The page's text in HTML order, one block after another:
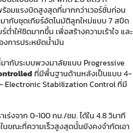
ร้อมแรงบิดสูงสุดที่มากกว่าเวอร์ชั่นก่อน
ากับชุดเกียร์อัตโนมัติลูกใหม่แบบ 7 สปีด
ำให้ชิดมากขึ้น เพื่อสร้างความเร้าใจ และ
งการประหยัดน้ำมัน
ากับระบบพวงมาลัยแบบ Progressive
ที่มีพื้นฐานด้านหลังเป็นแบบ 4-
Electronic Stabilization Control ที่มี
เร่งจาก 0-100 กม./ชม. ได้ใน 4.8 วินาที
นขณะที่ความเร็วสูงสุดนั้นยังคงจำกัดเอา